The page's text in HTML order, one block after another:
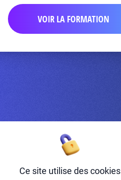
VOIR LA FORMATION
Ce site utilise des cookies